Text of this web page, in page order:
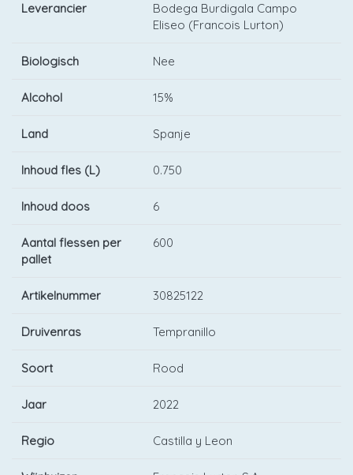
Leverancier
Bodega Burdigala Campo
Eliseo (Francois Lurton)
Biologisch Nee
Alcohol 15%
Land Spanje
Inhoud fles (L) 0.750
Inhoud doos 6
Aantal flessen per
pallet
600
Artikelnummer 30825122
Druivenras Tempranillo
Soort Rood
Jaar 2022
Regio Castilla y Leon